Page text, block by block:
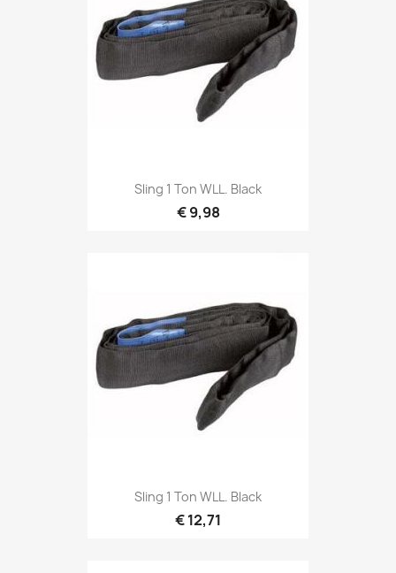
 Snel bekijken
Sling 1 Ton WLL. Black
€ 9,98
 Snel bekijken
Sling 1 Ton WLL. Black
€ 12,71